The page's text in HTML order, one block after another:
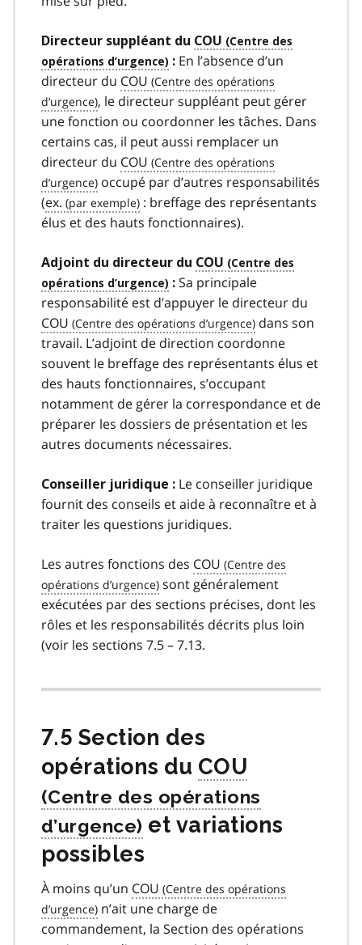
Directeur suppléant du COU
: En l’absence d’un
directeur du COU
, le directeur suppléant peut gérer
une fonction ou coordonner les tâches. Dans
certains cas, il peut aussi remplacer un
directeur du COU
occupé par d’autres responsabilités
(ex.
: breffage des représentants
élus et des hauts fonctionnaires).
Adjoint du directeur du COU
: Sa principale
responsabilité est d’appuyer le directeur du
COU
dans son
travail. L’adjoint de direction coordonne
souvent le breffage des représentants élus et
des hauts fonctionnaires, s’occupant
notamment de gérer la correspondance et de
préparer les dossiers de présentation et les
autres documents nécessaires.
Conseiller juridique : Le conseiller juridique
fournit des conseils et aide à reconnaître et à
traiter les questions juridiques.
Les autres fonctions des COU
sont généralement
exécutées par des sections précises, dont les
rôles et les responsabilités décrits plus loin
(voir les sections 7.5 – 7.13.
7.5 Section des
opérations du COU
et variations
possibles
À moins qu’un COU
n’ait une charge de
commandement, la Section des opérations